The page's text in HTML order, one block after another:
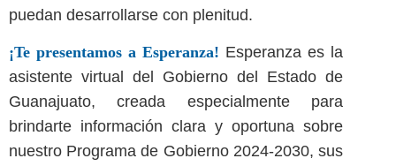
puedan desarrollarse con plenitud.
¡Te presentamos a Esperanza! Esperanza es la
asistente virtual del Gobierno del Estado de
Guanajuato, creada especialmente para
brindarte información clara y oportuna sobre
nuestro Programa de Gobierno 2024-2030, sus